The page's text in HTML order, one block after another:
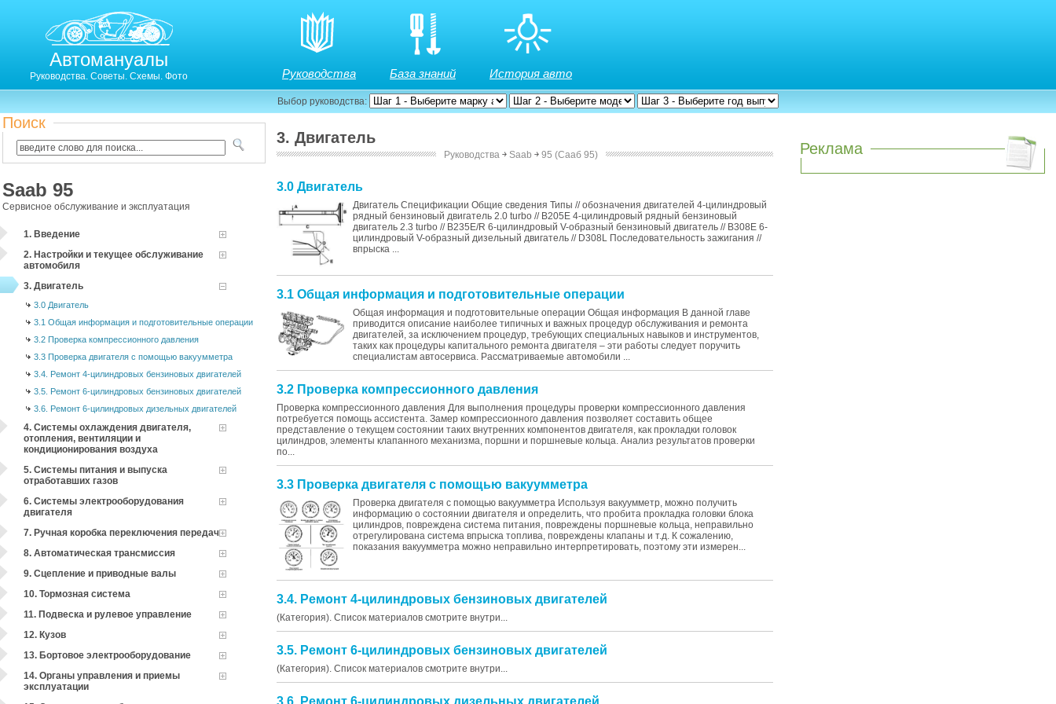
Автомануалы
Руководства. Советы. Схемы. Фото Руководства База знаний История авто
Выбор руководства:
Поиск
Saab 95
Сервисное обслуживание и эксплуатация
1. Введение
2. Настройки и текущее обслуживание
автомобиля
3. Двигатель
3.0 Двигатель
3.1 Общая информация и подготовительные операции
3.2 Проверка компрессионного давления
3.3 Проверка двигателя с помощью вакуумметра
3.4. Ремонт 4-цилиндровых бензиновых двигателей
3.5. Ремонт 6-цилиндровых бензиновых двигателей
3.6. Ремонт 6-цилиндровых дизельных двигателей
4. Системы охлаждения двигателя,
отопления, вентиляции и
кондиционирования воздуха
5. Системы питания и выпуска
отработавших газов
6. Системы электрооборудования
двигателя
7. Ручная коробка переключения передач
8. Автоматическая трансмиссия
9. Сцепление и приводные валы
10. Тормозная система
11. Подвеска и рулевое управление
12. Кузов
13. Бортовое электрооборудование
14. Органы управления и приемы
эксплуатации
3. Двигатель
Руководства ￫ Saab ￫ 95 (Сааб 95)
3.0 Двигатель
Двигатель Спецификации Общие сведения Типы // обозначения двигателей 4-цилиндровый
рядный бензиновый двигатель 2.0 turbo // B205E 4-цилиндровый рядный бензиновый
двигатель 2.3 turbo // B235E/R 6-цилиндровый V-образный бензиновый двигатель // B308E 6-
цилиндровый V-образный дизельный двигатель // D308L Последовательность зажигания //
впрыска ...
3.1 Общая информация и подготовительные операции
Общая информация и подготовительные операции Общая информация В данной главе
приводится описание наиболее типичных и важных процедур обслуживания и ремонта
двигателей, за исключением процедур, требующих специальных навыков и инструментов,
таких как процедуры капитального ремонта двигателя – эти работы следует поручить
специалистам автосервиса. Рассматриваемые автомобили ...
3.2 Проверка компрессионного давления
Проверка компрессионного давления Для выполнения процедуры проверки компрессионного давления
потребуется помощь ассистента. Замер компрессионного давления позволяет составить общее
представление о текущем состоянии таких внутренних компонентов двигателя, как прокладки головок
цилиндров, элементы клапанного механизма, поршни и поршневые кольца. Анализ результатов проверки
по...
3.3 Проверка двигателя с помощью вакуумметра
Проверка двигателя с помощью вакуумметра Используя вакуумметр, можно получить
информацию о состоянии двигателя и определить, что пробита прокладка головки блока
цилиндров, повреждена система питания, повреждены поршневые кольца, неправильно
отрегулирована система впрыска топлива, повреждены клапаны и т.д. К сожалению,
показания вакуумметра можно неправильно интерпретировать, поэтому эти измерен...
3.4. Ремонт 4-цилиндровых бензиновых двигателей
(Категория). Список материалов смотрите внутри...
3.5. Ремонт 6-цилиндровых бензиновых двигателей
(Категория). Список материалов смотрите внутри...
3.6. Ремонт 6-цилиндровых дизельных двигателей
Реклама